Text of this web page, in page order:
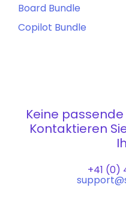
Board Bundle
Copilot Bundle
Keine
Kontaktieren
+41 (0)